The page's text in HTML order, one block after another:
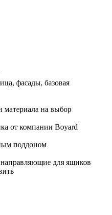
фасады, базовая
материала на выбор
от компании Boyard
поддоном
для ящиков